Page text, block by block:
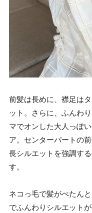
前髪は長めに、襟足は
ット。さらに、ふんわ
マでオンした大人っぽ
ア。センターパートの
長シルエットを強調す
す。
ネコっ毛で髪がぺたん
でふんわりシルエット